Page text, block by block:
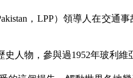
， LPP）領導人在交通
史人物，參與過1952年玻利維